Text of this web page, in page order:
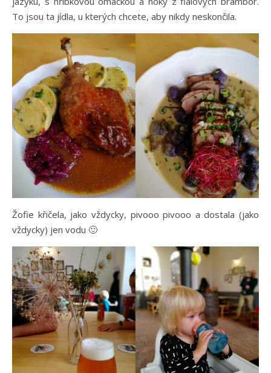
To jsou ta jídla, u kterých chcete, aby nikdy neskončila.
Žofie křičela, jako vždycky, pivooo pivooo a dostala (jako
vždycky) jen vodu 🙂